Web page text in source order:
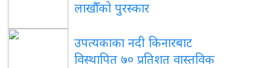
लाखौँको पुरस्कार
उपत्यकाका नदी किनारबाट
विस्थापित ७० प्रतिशत वास्तविक